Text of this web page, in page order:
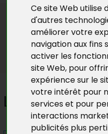
Ce site Web utilise
d'autres
améliorer votre
navigation aux fins
activer les
site Web, pour
expérience sur le
votre intérêt pour
services et pour
interactions
publicités plus
Presse
Le Trésor du